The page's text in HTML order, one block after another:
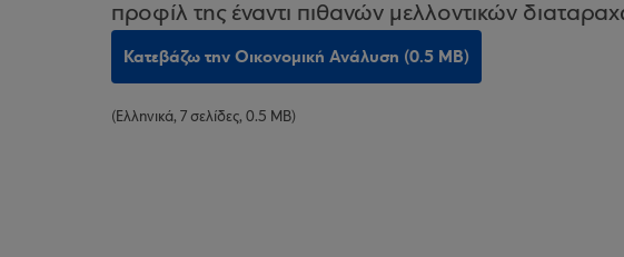
προφίλ της έναντι πιθανών μελλοντικών
Κατεβάζω την Οικονομική Ανάλυση (0.5 MB)
(Ελληνικά, 7 σελίδες, 0.5 MB)